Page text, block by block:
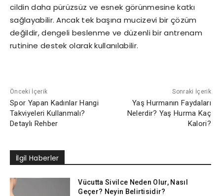
cildin daha pürüzsüz ve esnek görünmesine katkı
sağlayabilir. Ancak tek başına mucizevi bir çözüm
değildir, dengeli beslenme ve düzenli bir antrenam
rutinine destek olarak kullanılabilir.
Önceki İçerik
Spor Yapan Kadınlar Hangi
Takviyeleri Kullanmalı?
Detaylı Rehber
Sonraki İçerik
Yaş Hurmanın Faydaları
Nelerdir? Yaş Hurma Kaç
Kalori?
İlgil Haberler
Vücutta Sivilce Neden Olur, Nasıl
Geçer? Neyin Belirtisidir?